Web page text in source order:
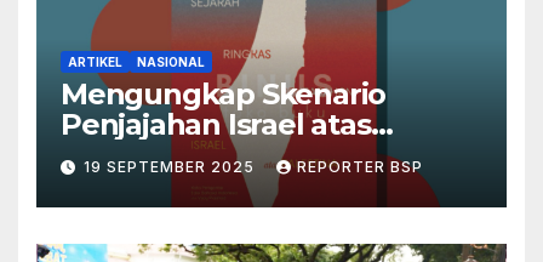
ARTIKEL NASIONAL
Mengungkap Skenario
Penjajahan Israel atas
Palestina dalam Buku Ilan
Pappé
19 SEPTEMBER 2025 REPORTER BSP